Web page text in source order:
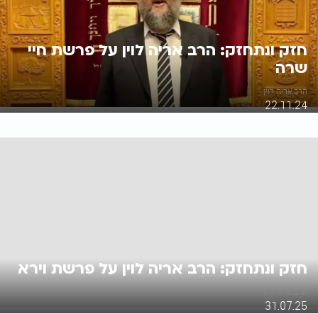
חזק ונתחזק: הרב אריה לוין על פרשת חיי
שרה
הרב אריה לוין
22.11.24
חזק ונתחזק: הרב אריה לוין על פרשת וירא
31.07.25